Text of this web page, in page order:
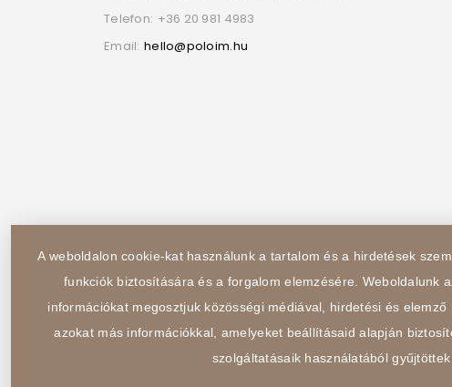
Telefon: +36 20 981 4983
Email: hello@poloim.hu
A weboldalon cookie-kat használunk a tartalom és a hirdetések
funkciók biztosítására és a forgalom elemzésére. Weboldalunk
információkat megosztjuk közösségi médiával, hirdetési és
azokat más információkkal, amelyeket beállításaid alapján
szolgáltatásaik használatából gyűjtöttek